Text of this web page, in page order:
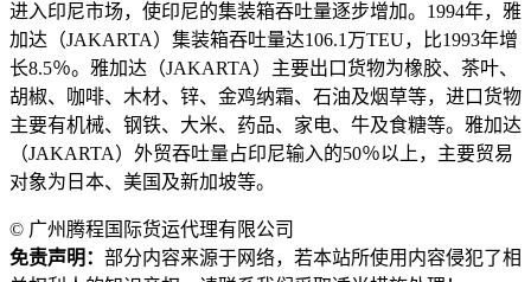
进入印尼市场，使印尼的集装箱吞吐量逐步增加。1994年，雅
加达（JAKARTA）集装箱吞吐量达106.1万TEU，比1993年增
长8.5％。雅加达（JAKARTA）主要出口货物为橡胶、茶叶、
胡椒、咖啡、木材、锌、金鸡纳霜、石油及烟草等，进口货物
主要有机械、钢铁、大米、药品、家电、牛及食糖等。雅加达
（JAKARTA）外贸吞吐量占印尼输入的50％以上，主要贸易
对象为日本、美国及新加坡等。
© 广州腾程国际货运代理有限公司
免责声明： 部分内容来源于网络，若本站所使用内容侵犯了相